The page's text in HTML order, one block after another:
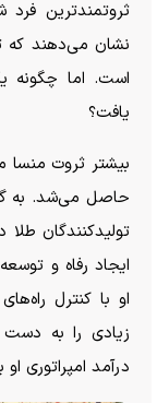
ثروتمندترین
است. اما چگونه
یافت؟
بیشتر ثروت منسا
حاصل می‌شد. به
تولیدکنندگان
ایجاد رفاه و
او با کنترل
زیادی را به دست
درآمد امپراتوری او